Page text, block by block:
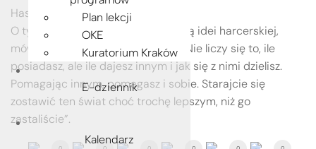
Hasło znaj: Czuj duch!
O tym, że braterstwo jest podstawą idei harcerskiej,
mówi cytat założyciela skautingu „Nie liczy się to, ile
posiadasz, ale ile dajesz innym i jak się z nimi dzielisz.
Pomagając innym, pomagasz i sobie. Starajcie się
zostawić ten świat choć trochę lepszym, niż go
zastaliście”.
Plan lekcji
OKE
Kuratorium Kraków
E-dziennik
Kalendarz